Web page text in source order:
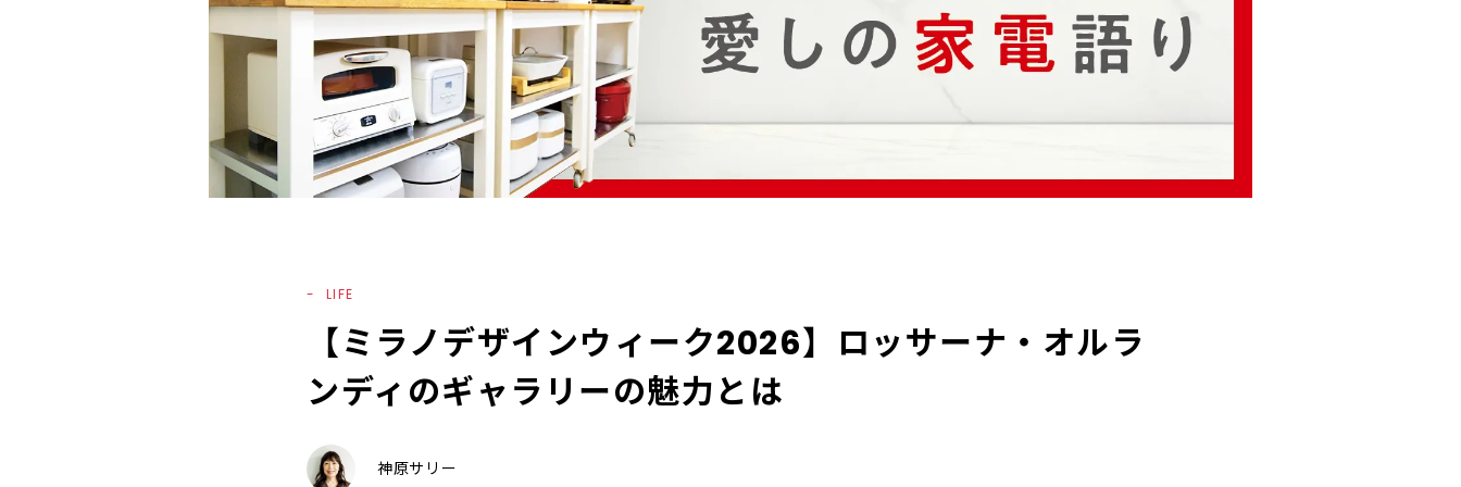
LIFE
【ミラノデザインウィーク2026】ロッサーナ・オルラ
ンディのギャラリーの魅力とは
神原サリー